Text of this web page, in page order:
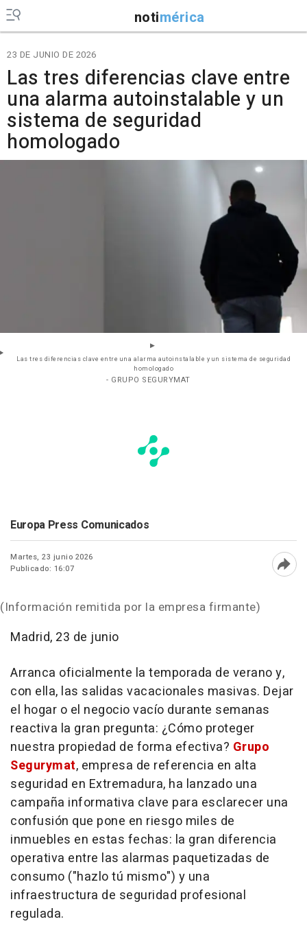
notimérica
23 DE JUNIO DE 2026
Las tres diferencias clave entre
una alarma autoinstalable y un
sistema de seguridad
homologado
Las tres diferencias clave entre una alarma autoinstalable y un sistema de seguridad
homologado
- GRUPO SEGURYMAT
Europa Press Comunicados
Martes, 23 junio 2026
Publicado: 16:07
(Información remitida por la empresa firmante)
Madrid, 23 de junio
Arranca oficialmente la temporada de verano y,
con ella, las salidas vacacionales masivas. Dejar
el hogar o el negocio vacío durante semanas
reactiva la gran pregunta: ¿Cómo proteger
nuestra propiedad de forma efectiva? Grupo
Segurymat, empresa de referencia en alta
seguridad en Extremadura, ha lanzado una
campaña informativa clave para esclarecer una
confusión que pone en riesgo miles de
inmuebles en estas fechas: la gran diferencia
operativa entre las alarmas paquetizadas de
consumo ("hazlo tú mismo") y una
infraestructura de seguridad profesional
regulada.